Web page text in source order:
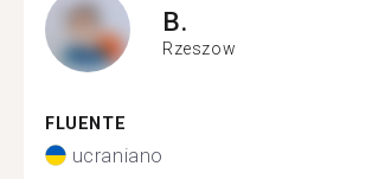
B.
Rzeszow
FLUENTE
ucraniano